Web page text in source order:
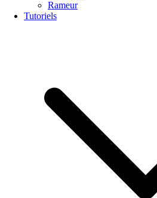
Rameur
Tutoriels